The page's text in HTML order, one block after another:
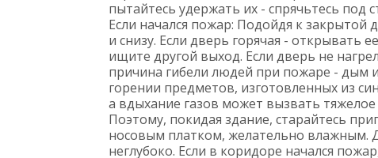
пытайтесь удержать их - спрячьтесь под
Если начался пожар: Подойдя к закрытой
и снизу. Если дверь горячая - открывать
ищите другой выход. Если дверь не
причина гибели людей при пожаре - дым
горении предметов, изготовленных из
а вдыхание газов может вызвать
Поэтому, покидая здание, старайтесь
носовым платком, желательно влажным.
неглубоко. Если в коридоре начался